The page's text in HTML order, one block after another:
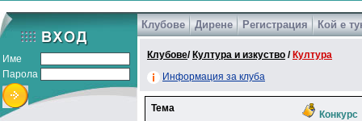
Games
Име
Парола
Клубове Дирене Регистрация Кой е
Клубове/ Култура и изкуство / Култура
Информация за клуба
Тема
Конкурс